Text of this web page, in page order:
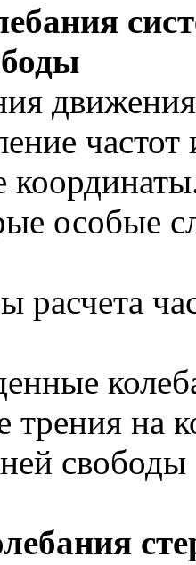
движения
особые
расчета
трения на
свободы